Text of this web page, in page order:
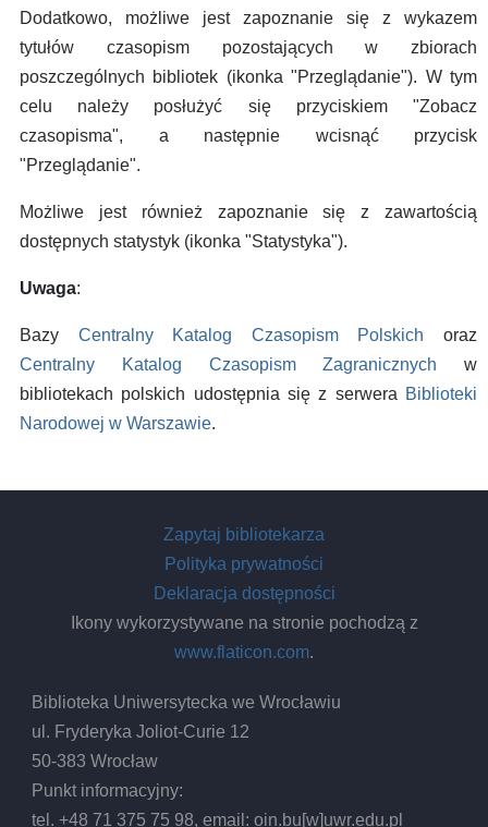
Dodatkowo, możliwe jest zapoznanie się z wykazem
tytułów czasopism pozostających w zbiorach
poszczególnych bibliotek (ikonka "Przeglądanie"). W tym
celu należy posłużyć się przyciskiem "Zobacz
czasopisma", a następnie wcisnąć przycisk
"Przeglądanie".
Możliwe jest również zapoznanie się z zawartością
dostępnych statystyk (ikonka "Statystyka").
Uwaga:
Bazy Centralny Katalog Czasopism Polskich oraz
Centralny Katalog Czasopism Zagranicznych w
bibliotekach polskich udostępnia się z serwera Biblioteki
Narodowej w Warszawie.
Zapytaj bibliotekarza
Polityka prywatności
Deklaracja dostępności
Ikony wykorzystywane na stronie pochodzą z
www.flaticon.com.
Biblioteka Uniwersytecka we Wrocławiu
ul. Fryderyka Joliot-Curie 12
50-383 Wrocław
Punkt informacyjny:
tel. +48 71 375 75 98, email:oin.bu[w]uwr.edu.pl